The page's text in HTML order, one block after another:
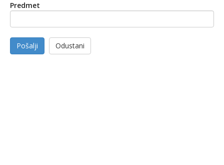
Predmet
Pošalji Odustani